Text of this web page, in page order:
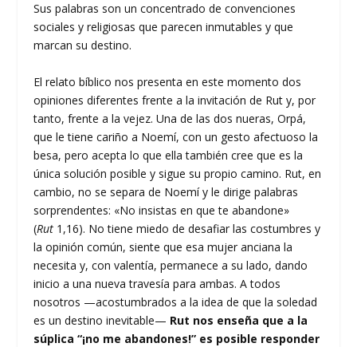
Sus palabras son un concentrado de convenciones
sociales y religiosas que parecen inmutables y que
marcan su destino.
El relato bíblico nos presenta en este momento dos
opiniones diferentes frente a la invitación de Rut y, por
tanto, frente a la vejez. Una de las dos nueras, Orpá,
que le tiene cariño a Noemí, con un gesto afectuoso la
besa, pero acepta lo que ella también cree que es la
única solución posible y sigue su propio camino. Rut, en
cambio, no se separa de Noemí y le dirige palabras
sorprendentes: «No insistas en que te abandone»
(Rut 1,16). No tiene miedo de desafiar las costumbres y
la opinión común, siente que esa mujer anciana la
necesita y, con valentía, permanece a su lado, dando
inicio a una nueva travesía para ambas. A todos
nosotros —acostumbrados a la idea de que la soledad
es un destino inevitable— Rut nos enseña que a la
súplica “¡no me abandones!” es posible responder